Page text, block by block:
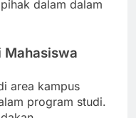
dalam dalam
Mahasiswa
area kampus
program studi.